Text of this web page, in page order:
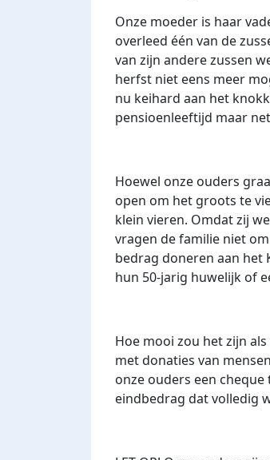
Onze moeder is haar
overleed één van de
van zijn andere zussen
herfst niet eens meer
nu keihard aan het
pensioenleeftijd maar
Hoewel onze ouders
open om het groots te
klein vieren. Omdat zij
vragen de familie niet
bedrag doneren aan het
hun 50-jarig huwelijk of
Hoe mooi zou het zijn
met donaties van
onze ouders een
eindbedrag dat volledig